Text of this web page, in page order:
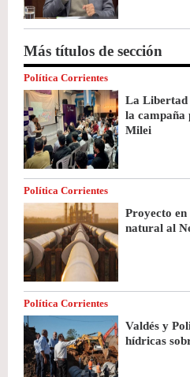
Más títulos de sección
Política Corrientes
La Libertad
la campaña
Milei
Política Corrientes
Proyecto en
natural al
Política Corrientes
Valdés y
hídricas